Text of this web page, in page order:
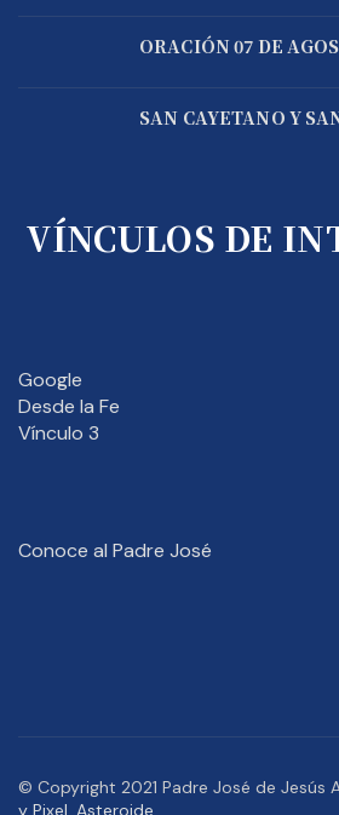
ORACIÓN 07 DE
SAN CAYETANO Y
VÍNCULOS DE
Google
Desde la Fe
Vínculo 3
Conoce al Padre José
© Copyright 2021 Padre José de Jesús
y Pixel Asteroide